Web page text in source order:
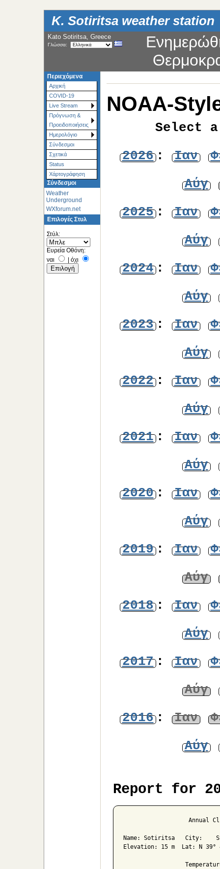
K. Sotiritsa weather station
Kato Sotiritsa, Greece
Γλώσσα:
Περιεχόμενα
Αρχική
COVID-19
Live Stream
Πρόγνωση &
Προειδοποιήσεις
Ημερολόγιο
Σύνδεσμοι
Σχετικά
Status
Χάρτoγράφηση
Σύνδεσμοι
Weather
Underground
WXforum.net
Επιλογές Στυλ
Στύλ:
Ευρεία Οθόνη:
ναι
| όχι
NOAA-
Select
2026: Ιαν
Αύγ
2025: Ιαν
Αύγ
2024: Ιαν
Αύγ
2023: Ιαν
Αύγ
2022: Ιαν
Αύγ
2021: Ιαν
Αύγ
2020: Ιαν
Αύγ
2019: Ιαν
Αύγ
2018: Ιαν
Αύγ
2017: Ιαν
Αύγ
2016: Ιαν
Αύγ
Report for
Annual
Name: Sotiritsa   City:
Elevation: 15 m  Lat: N